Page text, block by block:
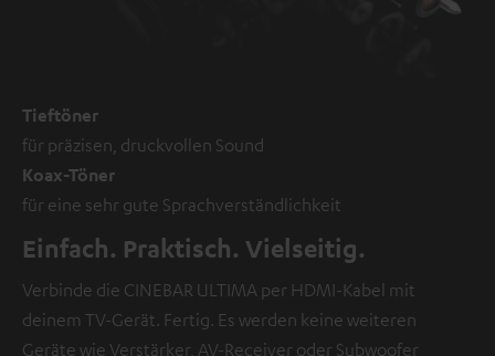
Tieftöner
für präzisen, druckvollen Sound
Koax-Töner
für eine sehr gute Sprachverständlichkeit
Einfach. Praktisch. Vielseitig.
Verbinde die CINEBAR ULTIMA per HDMI-Kabel mit
deinem TV-Gerät. Fertig. Es werden keine weiteren
Geräte wie Verstärker, AV-Receiver oder Subwoofer